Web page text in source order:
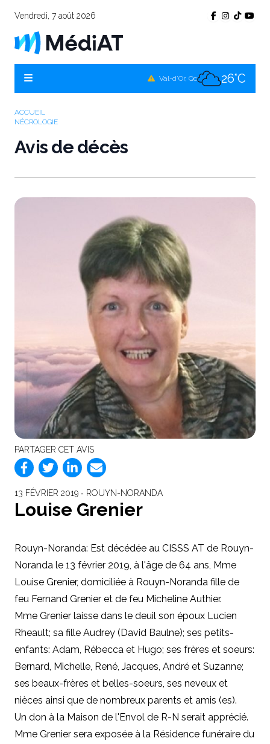
Vendredi, 7 août 2026
Val-d'Or, Qc 26°C
ACCUEIL
NÉCROLOGIE
Avis de décès
PARTAGER CET AVIS
13 FÉVRIER 2019 ‐ ROUYN-NORANDA
Louise Grenier
Rouyn-Noranda: Est décédée au CISSS AT de Rouyn-
Noranda le 13 février 2019, à l'âge de 64 ans, Mme
Louise Grenier, domiciliée à Rouyn-Noranda fille de
feu Fernand Grenier et de feu Micheline Authier.
Mme Grenier laisse dans le deuil son époux Lucien
Rheault; sa fille Audrey (David Baulne); ses petits-
enfants: Adam, Rébecca et Hugo; ses frères et soeurs:
Bernard, Michelle, René, Jacques, André et Suzanne;
ses beaux-frères et belles-soeurs, ses neveux et
nièces ainsi que de nombreux parents et amis (es).
Un don à la Maison de l'Envol de R-N serait apprécié.
Mme Grenier sera exposée à la Résidence funéraire du